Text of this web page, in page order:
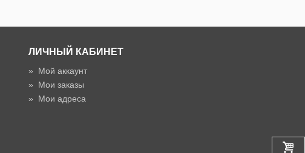
ЛИЧНЫЙ КАБИНЕТ
» Мой аккаунт
» Мои заказы
» Мои адреса